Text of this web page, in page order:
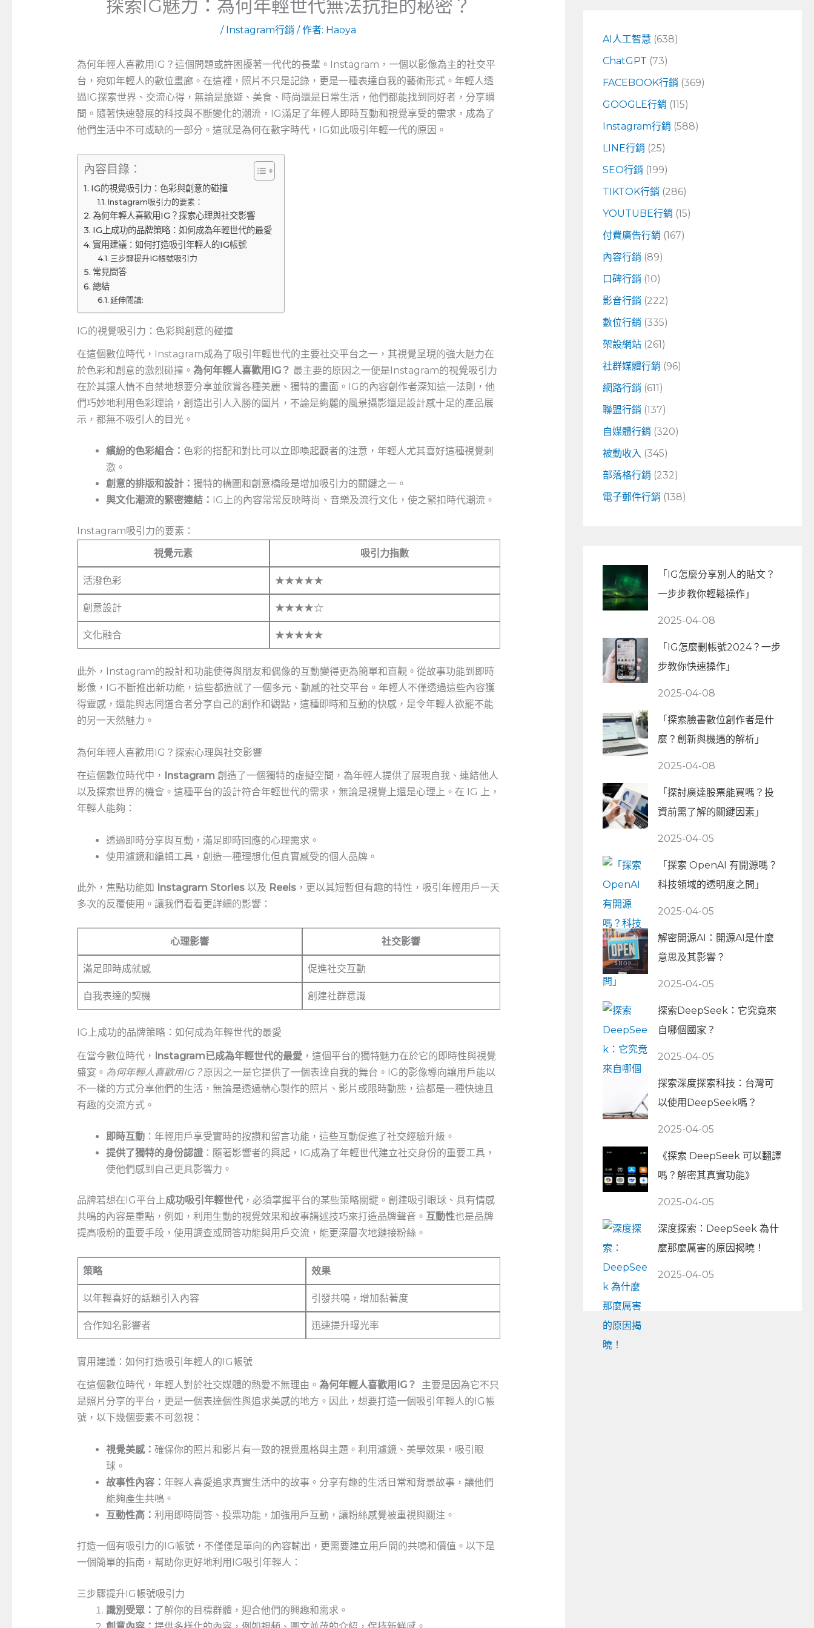
探索IG魅力：為何年輕世代無法抗拒的秘密？
/ Instagram行銷 / 作者: Haoya
為何年輕人喜歡用IG？這個問題或許困擾著一代代的長輩。Instagram，一個以影像為主的社交平
台，宛如年輕人的數位畫廊。在這裡，照片不只是記錄，更是一種表達自我的藝術形式。年輕人透
過IG探索世界、交流心得，無論是旅遊、美食、時尚還是日常生活，他們都能找到同好者，分享瞬
間。隨著快速發展的科技與不斷變化的潮流，IG滿足了年輕人即時互動和視覺享受的需求，成為了
他們生活中不可或缺的一部分。這就是為何在數字時代，IG如此吸引年輕一代的原因。
內容目錄：
IG的視覺吸引力：色彩與創意的碰撞
Instagram吸引力的要素：
為何年輕人喜歡用IG？探索心理與社交影響
IG上成功的品牌策略：如何成為年輕世代的最愛
實用建議：如何打造吸引年輕人的IG帳號
三步驟提升IG帳號吸引力
常見問答
總結
延伸閱讀:
IG的視覺吸引力：色彩與創意的碰撞
在這個數位時代，Instagram成為了吸引年輕世代的主要社交平台之一，其視覺呈現的強大魅力在
於色彩和創意的激烈碰撞。 為何年輕人喜歡用IG？ 最主要的原因之一便是Instagram的視覺吸引力
在於其讓人情不自禁地想要分享並欣賞各種美麗、獨特的畫面。IG的內容創作者深知這一法則，他
們巧妙地利用色彩理論，創造出引人入勝的圖片，不論是絢麗的風景攝影還是設計感十足的產品展
示，都無不吸引人的目光。
繽紛的色彩組合： 色彩的搭配和對比可以立即喚起觀者的注意，年輕人尤其喜好這種視覺刺
激。
創意的排版和設計： 獨特的構圖和創意橋段是增加吸引力的關鍵之一。
與文化潮流的緊密連結：
IG上的內容常常反映時尚、音樂及流行文化，使之緊扣時代潮流。
Instagram吸引力的要素：
視覺元素
吸引力指數
活潑色彩 ★★★★★
創意設計 ★★★★☆
文化融合 ★★★★★
此外，Instagram的設計和功能使得與朋友和偶像的互動變得更為簡單和直觀。從故事功能到即時
影像，IG不斷推出新功能，這些都造就了一個多元、動感的社交平台。年輕人不僅透過這些內容獲
得靈感，還能與志同道合者分享自己的創作和觀點，這種即時和互動的快感，是令年輕人欲罷不能
的另一天然魅力。
為何年輕人喜歡用IG？探索心理與社交影響
在這個數位時代中， Instagram ‍創造了一個獨特的虛擬空間，為年輕人提供了展現自我、連結他人
以及探索世界的機會。這種平台的設計符合年輕世代的需求，無論是視覺上還是心理上。在 IG 上，
年輕人能夠：
透過即時分享與互動，滿足即時回應的心理需求。
使用濾鏡和編輯工具，創造一種理想化但真實感受的個人品牌。
此外，焦點功能如​ Instagram Stories以及 Reels，更以其短暫但有趣的特性，吸引年輕用戶一天
多次的反覆使用。讓我們看看更詳細的影響：
心理影響 社交影響
滿足即時成就感 促進社交互動
自我表達的契機 創建社群意識
IG上成功的品牌策略：如何成為年輕世代的最愛
在當今數位時代， Instagram已成為年輕世代的最愛，這個平台的獨特魅力在於它的即時性與視覺
盛宴。 為何年輕人喜歡用IG？原因之一是它提供了一個表達自我的舞台。IG的影像導向讓用戶能以
不一樣的方式分享他們的生活，無論是透過精心製作的照片、影片或限時動態，這都是一種快速且
有趣的交流方式。
即時互動：年輕用戶享受實時的按讚和留言功能，這些互動促進了社交經驗升級。
提供了獨特的身份認證：隨著影響者的興起，IG成為了年輕世代建立社交身份的重要工具，
使他們感到自己更具影響力。
品牌若想在IG平台上成功吸引年輕世代，必須掌握平台的某些策略關鍵。創建吸引眼球、具有情感
共鳴的內容是重點，例如，利用生動的視覺效果和故事講述技巧來打造品牌聲音。 互動性也是品牌
提高吸粉的重要手段，使用調查或問答功能與用戶交流，能更深層次地鏈接粉絲。
策略 效果
以年輕喜好的話題引入內容 引發共鳴，增加黏著度
合作知名影響者 迅速提升曝光率
實用建議：如何打造吸引年輕人的IG帳號
在這個數位時代，年輕人對於社交媒體的熱愛不無理由。 為何年輕人喜歡用IG？
⁤ 主要是因為它不只
是照片分享的平台，更是一個表達個性與追求美感的地方。因此，想要打造一個吸引年輕人的IG帳
號，以下幾個要素不可忽視：
視覺美感： 確保你的照片和影片有一致的視覺風格與主題。利用濾鏡、美學效果，吸引眼
球。
故事性內容： 年輕人喜愛追求真實生活中的故事。分享有趣的生活日常和背景故事，讓他們
能夠產生共鳴。
互動性高： 利用即時問答、投票功能，加強用戶互動，讓粉絲感覺被重視與關注。
打造一個有吸引力的IG帳號，不僅僅是單向的內容輸出，更需要建立用戶間的共鳴和價值。以下是
一個簡單的指南，幫助你更好地利用IG吸引年輕人：
三步驟提升IG帳號吸引力
識別受眾： 了解你的目標群體，迎合他們的興趣和需求。
字
:
AI人工智慧 (638)
ChatGPT (73)
FACEBOOK行銷 (369)
GOOGLE行銷 (115)
Instagram行銷 (588)
LINE行銷 (25)
SEO行銷 (199)
TIKTOK行銷 (286)
YOUTUBE行銷 (15)
付費廣告行銷 (167)
內容行銷 (89)
口碑行銷 (10)
影音行銷 (222)
數位行銷 (335)
架設網站(261)
社群媒體行銷 (96)
網路行銷 (611)
聯盟行銷 (137)
自媒體行銷 (320)
被動收入 (345)
部落格行銷 (232)
電子郵件行銷 (138)
「IG怎麼分享別人的貼文？
一步步教你輕鬆操作」
2025-04-08
「IG怎麼刪帳號2024？一步
步教你快速操作」
2025-04-08
「探索臉書數位創作者是什
麼？創新與機遇的解析」
2025-04-08
「探討廣達股票能買嗎？投
資前需了解的關鍵因素」
2025-04-05
「探索 OpenAI 有開源嗎？
科技領域的透明度之問」
2025-04-05
解密開源AI：開源AI是什麼
意思及其影響？
2025-04-05
探索DeepSeek：它究竟來
自哪個國家？
2025-04-05
探索深度探索科技：台灣可
以使用DeepSeek嗎？
2025-04-05
《探索 DeepSeek 可以翻譯
嗎？解密其真實功能》
2025-04-05
深度探索：DeepSeek 為什
麼那麼厲害的原因揭曉！
2025-04-05